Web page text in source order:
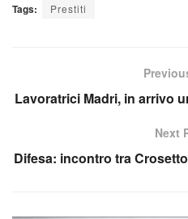
Tags: Prestiti
Lavoratrici Madri, in arrivo
Next
Difesa: incontro tra